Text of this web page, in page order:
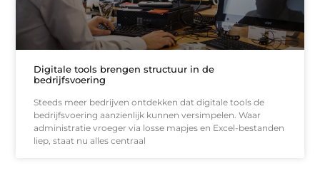
Digitale tools brengen structuur in de
bedrijfsvoering
Steeds meer bedrijven ontdekken dat digitale tools de
bedrijfsvoering aanzienlijk kunnen versimpelen. Waar
administratie vroeger via losse mapjes en Excel-bestanden
liep, staat nu alles centraal